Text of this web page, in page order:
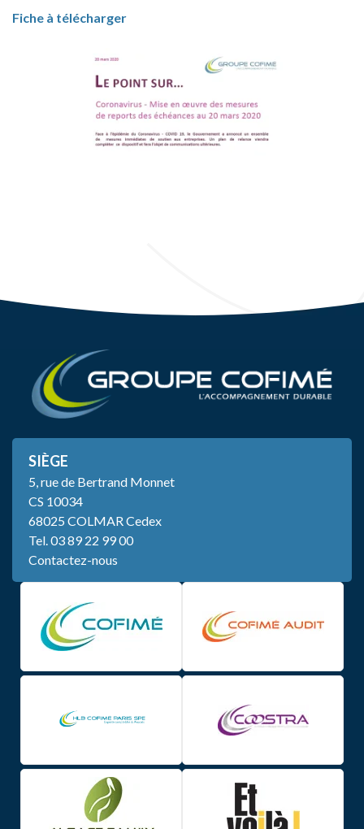
Fiche à télécharger
SIÈGE
5, rue de Bertrand Monnet
CS 10034
68025 COLMAR Cedex
Tel.03 89 22 99 00
Contactez-nous